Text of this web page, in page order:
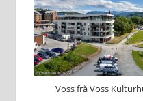
Voss frå Voss